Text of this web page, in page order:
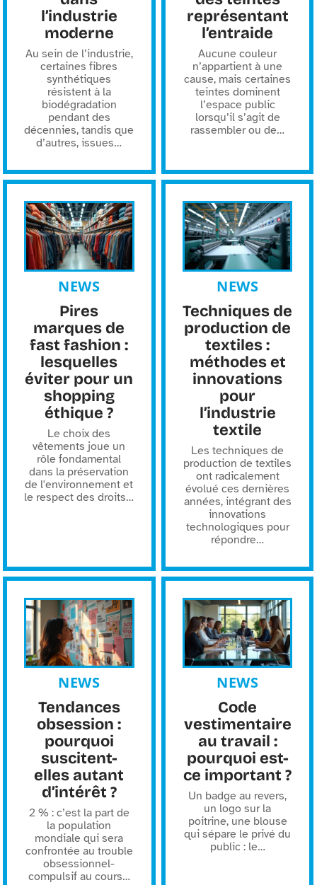
l’industrie
moderne
Au sein de l’industrie,
certaines fibres
synthétiques
résistent à la
biodégradation
pendant des
décennies, tandis que
d’autres, issues…
représentant
l’entraide
Aucune couleur
n’appartient à une
cause, mais certaines
teintes dominent
l’espace public
lorsqu’il s’agit de
rassembler ou de…
NEWS
Pires
marques de
fast fashion :
lesquelles
éviter pour un
shopping
éthique ?
Le choix des
vêtements joue un
rôle fondamental
dans la préservation
de l'environnement et
le respect des droits…
NEWS
Techniques de
production de
textiles :
méthodes et
innovations
pour
l’industrie
textile
Les techniques de
production de textiles
ont radicalement
évolué ces dernières
années, intégrant des
innovations
technologiques pour
répondre…
NEWS
Tendances
obsession :
pourquoi
suscitent-
elles autant
d’intérêt ?
2 % : c’est la part de
la population
mondiale qui sera
confrontée au trouble
obsessionnel-
compulsif au cours…
NEWS
Code
vestimentaire
au travail :
pourquoi est-
ce important ?
Un badge au revers,
un logo sur la
poitrine, une blouse
qui sépare le privé du
public : le…